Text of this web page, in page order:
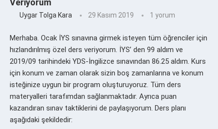
Veriyorum
Uygar Tolga Kara 29 Kasım 2019 1 yorum
Merhaba. Ocak İYS sınavına girmek isteyen tüm öğrenciler için
hızlandırılmış özel ders veriyorum. İYS’ den 99 aldım ve
2019/09 tarihindeki YDS-İngilizce sınavından 86.25 aldım. Kurs
için konum ve zaman olarak sizin boş zamanlarına ve konum
isteğinize uygun bir program oluşturuyoruz. Tüm ders
materyalleri tarafımdan sağlanmaktadır. Ayrıca puan
kazandıran sınav taktiklerini de paylaşıyorum. Ders planı
aşağıdaki şekildedir: